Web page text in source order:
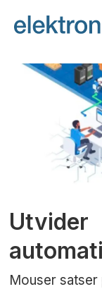
Tag:
Utvider
Mouser satser